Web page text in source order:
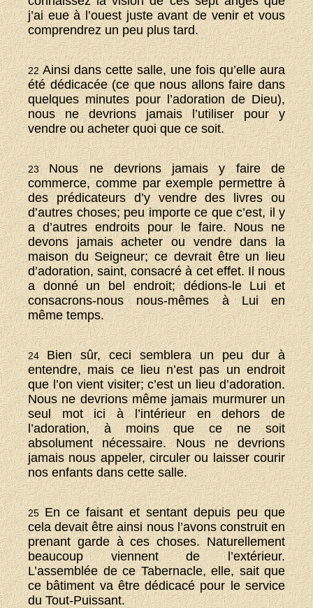
j’ai eue à l’ouest juste avant de venir et vous
comprendrez un peu plus tard.
22Ainsi dans cette salle, une fois qu’elle aura
été dédicacée (ce que nous allons faire dans
quelques minutes pour l’adoration de Dieu),
nous ne devrions jamais l’utiliser pour y
vendre ou acheter quoi que ce soit.
23Nous ne devrions jamais y faire de
commerce, comme par exemple permettre à
des prédicateurs d’y vendre des livres ou
d’autres choses; peu importe ce que c’est, il y
a d’autres endroits pour le faire. Nous ne
devons jamais acheter ou vendre dans la
maison du Seigneur; ce devrait être un lieu
d’adoration, saint, consacré à cet effet. Il nous
a donné un bel endroit; dédions-le Lui et
consacrons-nous nous-mêmes à Lui en
même temps.
24Bien sûr, ceci semblera un peu dur à
entendre, mais ce lieu n’est pas un endroit
que l’on vient visiter; c’est un lieu d’adoration.
Nous ne devrions même jamais murmurer un
seul mot ici à l’intérieur en dehors de
l’adoration, à moins que ce ne soit
absolument nécessaire. Nous ne devrions
jamais nous appeler, circuler ou laisser courir
nos enfants dans cette salle.
25En ce faisant et sentant depuis peu que
cela devait être ainsi nous l’avons construit en
prenant garde à ces choses. Naturellement
beaucoup viennent de l’extérieur.
L’assemblée de ce Tabernacle, elle, sait que
ce bâtiment va être dédicacé pour le service
du Tout-Puissant.